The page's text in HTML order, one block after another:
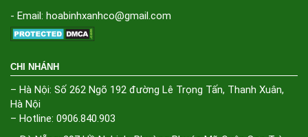
- Email: hoabinhxanhco@gmail.com
CHI NHÁNH
– Hà Nội: Số 262 Ngõ 192 đường Lê Trọng Tấn, Thanh Xuân,
Hà Nội
– Hotline: 0906.840.903